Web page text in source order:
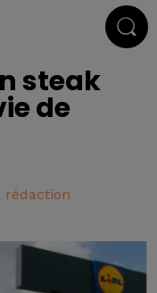
steak
de
rédaction